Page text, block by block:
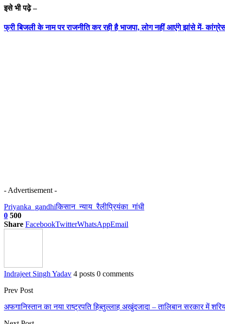
इसे भी पढ़े –
फ्री बिजली के नाम पर राजनीति कर रही है भाजपा, लोग नहीं आएंगे झांसे में-
- Advertisement -
Priyanka_gandhiकिसान_न्याय_रैलीप्रियंका_गांधी
0 500
Share FacebookTwitterWhatsAppEmail
Indrajeet Singh Yadav 4 posts 0 comments
Prev Post
अफगानिस्तान का नया राष्ट्रपति हिब्तुल्लाह अखुंदजादा – तालिबान सरकार में